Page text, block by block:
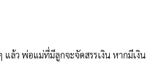
แล้ว พ่อแม่ที่มีลูกจะจัดสรรเงิน หากมีเงิน